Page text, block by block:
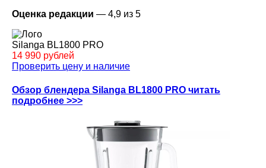
Оценка редакции — 4,9 из 5
Silanga BL1800 PRO
14 990 рублей
Проверить цену и наличие
Обзор блендера Silanga BL1800 PRO читать
подробнее >>>